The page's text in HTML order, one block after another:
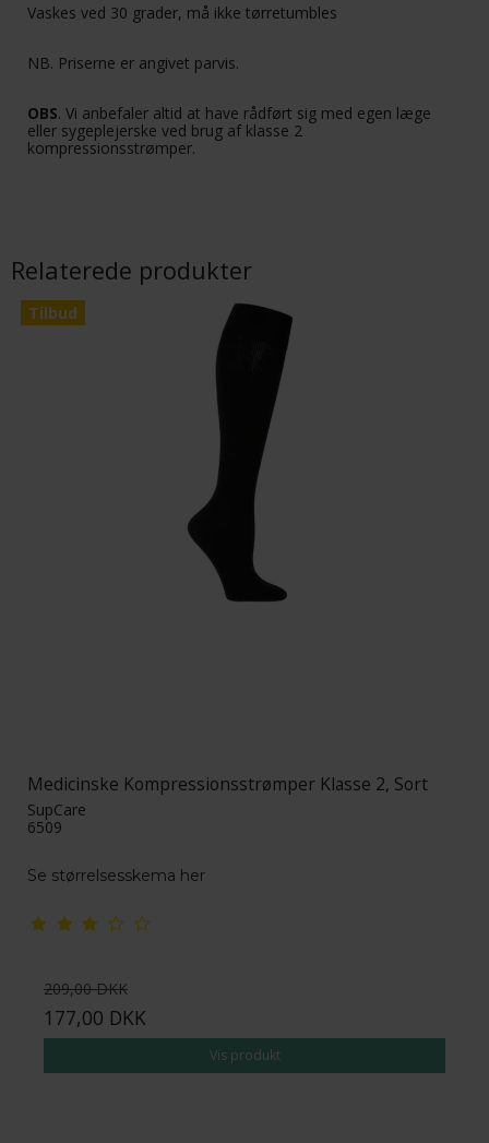
Vaskes ved 30 grader, må ikke tørretumbles
NB. Priserne er angivet parvis.
OBS. Vi anbefaler altid at have rådført sig med egen læge
eller sygeplejerske ved brug af klasse 2
kompressionsstrømper.
Relaterede produkter
Tilbud
Medicinske Kompressionsstrømper Klasse 2, Sort
SupCare
6509
Se størrelsesskema her
209,00 DKK
177,00 DKK
Vis produkt